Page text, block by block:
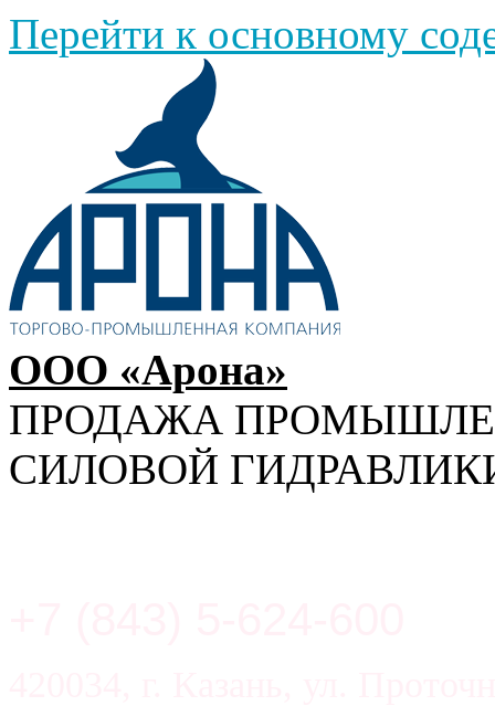
Перейти к основному
ООО «Арона»
ПРОДАЖА
СИЛОВОЙ